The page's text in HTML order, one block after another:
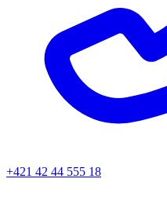
+421 42 44 555 18